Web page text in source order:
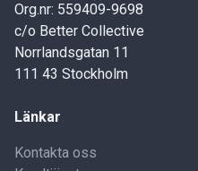
Org.nr: 559409-9698
c/o Better Collective
Norrlandsgatan 11
111 43 Stockholm
Länkar
Kontakta oss